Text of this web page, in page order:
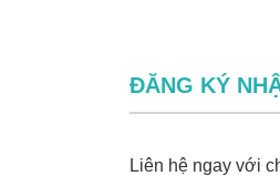
ĐĂNG KÝ
Liên hệ ngay với